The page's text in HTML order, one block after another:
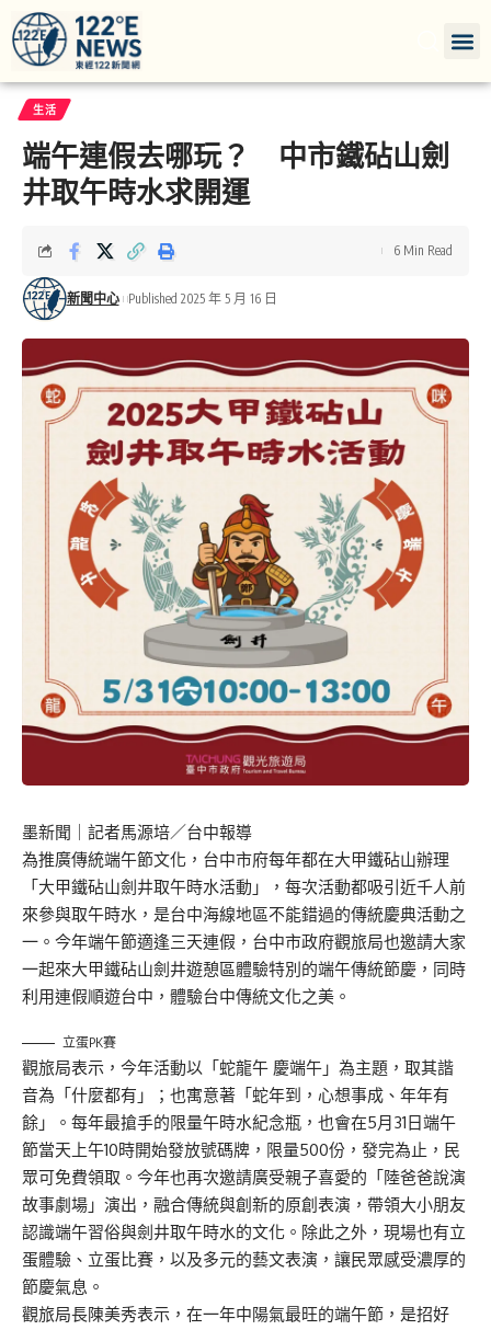
生活
端午連假去哪玩？ 中市鐵砧山劍
井取午時水求開運
新聞中心 Published 2025 年 5 月 16 日
6 Min Read
墨新聞 ｜記者馬源培／台中報導
為推廣傳統端午節文化，台中市府每年都在大甲鐵砧山辦理
「大甲鐵砧山劍井取午時水活動」，每次活動都吸引近千人前
來參與取午時水，是台中海線地區不能錯過的傳統慶典活動之
一。今年端午節適逢三天連假，台中市政府觀旅局也邀請大家
一起來大甲鐵砧山劍井遊憩區體驗特別的端午傳統節慶，同時
利用連假順遊台中，體驗台中傳統文化之美。
立蛋PK賽
觀旅局表示，今年活動以「蛇龍午 慶端午」為主題，取其諧
音為「什麼都有」；也寓意著「蛇年到，心想事成、年年有
餘」。每年最搶手的限量午時水紀念瓶，也會在5月31日端午
節當天上午10時開始發放號碼牌，限量500份，發完為止，民
眾可免費領取。今年也再次邀請廣受親子喜愛的「陸爸爸說演
故事劇場」演出，融合傳統與創新的原創表演，帶領大小朋友
認識端午習俗與劍井取午時水的文化。除此之外，現場也有立
蛋體驗、立蛋比賽，以及多元的藝文表演，讓民眾感受濃厚的
節慶氣息。
觀旅局長陳美秀表示，在一年中陽氣最旺的端午節，是招好